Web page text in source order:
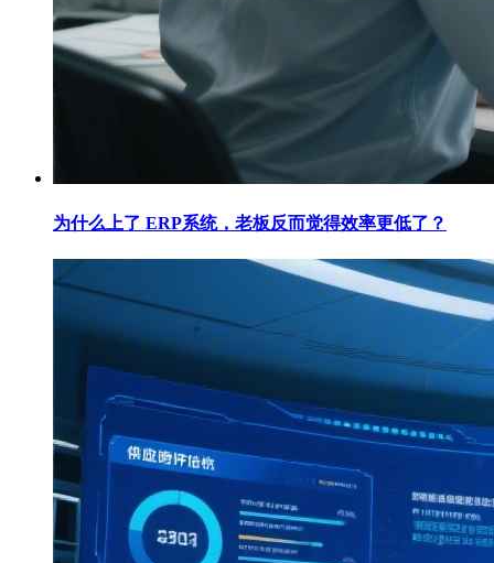
为什么上了 ERP系统，老板反而觉得效率更低了？